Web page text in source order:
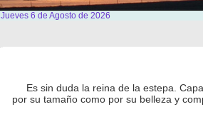
Jueves 6 de Agosto de 2026
Es sin duda la reina de la estepa.
por su tamaño como por su belleza y